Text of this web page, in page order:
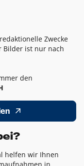
Zwecke
Bilder ist nur nach
den
helfen wir Ihnen